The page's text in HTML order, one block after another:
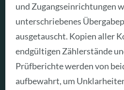
und Zugangseinrichtungen
unterschriebenes
ausgetauscht. Kopien aller
endgültigen Zählerstände
Prüfberichte werden von
aufbewahrt, um